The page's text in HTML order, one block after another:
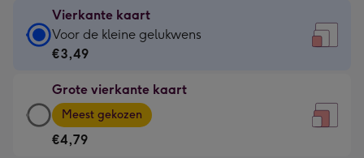
Vierkante kaart
Vierkante
kaart
€3,49
-
Voor
Voor de kleine gelukwens
€3,49
Grote vierkante kaart
Grote
vierkante
kaart
Meest gekozen
€4,79